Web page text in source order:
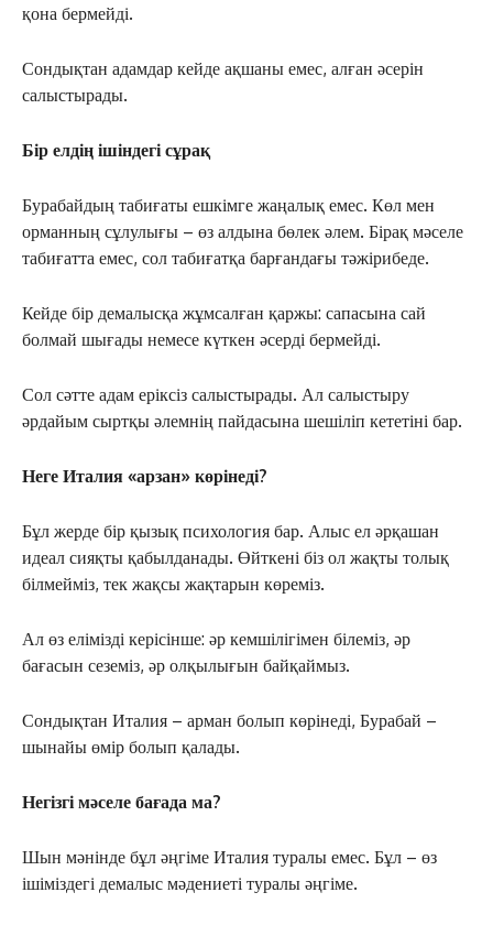
қона бермейді.
Сондықтан адамдар кейде ақшаны емес, алған әсерін
салыстырады.
Бір елдің ішіндегі сұрақ
Бурабайдың табиғаты ешкімге жаңалық емес. Көл мен
орманның сұлулығы – өз алдына бөлек әлем. Бірақ мәселе
табиғатта емес, сол табиғатқа барғандағы тәжірибеде.
Кейде бір демалысқа жұмсалған қаржы: сапасына сай
болмай шығады немесе күткен әсерді бермейді.
Сол сәтте адам еріксіз салыстырады. Ал салыстыру
әрдайым сыртқы әлемнің пайдасына шешіліп кететіні бар.
Неге Италия «арзан» көрінеді?
Бұл жерде бір қызық психология бар. Алыс ел әрқашан
идеал сияқты қабылданады. Өйткені біз ол жақты толық
білмейміз, тек жақсы жақтарын көреміз.
Ал өз елімізді керісінше: әр кемшілігімен білеміз, әр
бағасын сеземіз, әр олқылығын байқаймыз.
Сондықтан Италия – арман болып көрінеді, Бурабай –
шынайы өмір болып қалады.
Негізгі мәселе бағада ма?
Шын мәнінде бұл әңгіме Италия туралы емес. Бұл – өз
ішіміздегі демалыс мәдениеті туралы әңгіме.